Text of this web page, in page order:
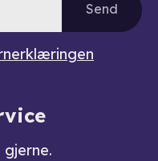
Send
gjerne.